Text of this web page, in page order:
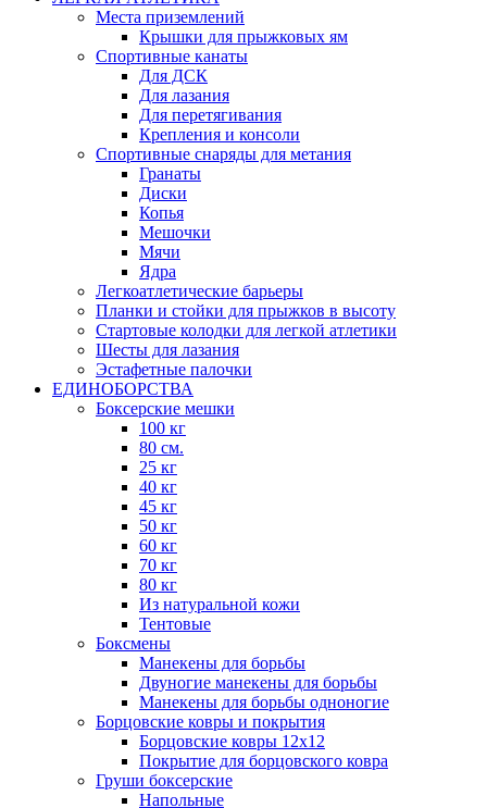
Места приземлений
Крышки для прыжковых ям
Спортивные канаты
Для ДСК
Для лазания
Для перетягивания
Крепления и консоли
Спортивные снаряды для метания
Гранаты
Диски
Копья
Мешочки
Мячи
Ядра
Легкоатлетические барьеры
Планки и стойки для прыжков в высоту
Стартовые колодки для легкой атлетики
Шесты для лазания
Эстафетные палочки
ЕДИНОБОРСТВА
Боксерские мешки
100 кг
80 см.
25 кг
40 кг
45 кг
50 кг
60 кг
70 кг
80 кг
Из натуральной кожи
Тентовые
Боксмены
Манекены для борьбы
Двуногие манекены для борьбы
Манекены для борьбы одноногие
Борцовские ковры и покрытия
Борцовские ковры 12х12
Покрытие для борцовского ковра
Груши боксерские
Напольные